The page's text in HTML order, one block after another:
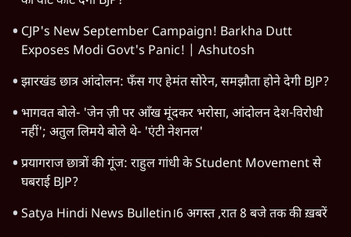
CJP's New September Campaign! Barkha Dutt
Exposes Modi Govt's Panic! | Ashutosh
झारखंड छात्र आंदोलन: फँस गए हेमंत सोरेन, समझौता होने देगी BJP?
भागवत बोले- 'जेन ज़ी पर आँख मूंदकर भरोसा, आंदोलन देश-विरोधी
नहीं'; अतुल लिमये बोले थे- 'एंटी नेशनल'
प्रयागराज छात्रों की गूंज: राहुल गांधी के Student Movement से
घबराई BJP?
Satya Hindi News Bulletin।6 अगस्त ,रात 8 बजे तक की ख़बरें